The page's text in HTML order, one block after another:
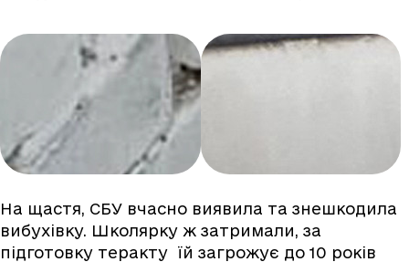
На щастя, СБУ вчасно виявила та знешкодила
вибухівку. Школярку ж затримали, за
підготовку теракту їй загрожує до 10 років